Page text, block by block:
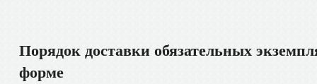
Порядок доставки обязательных
форме